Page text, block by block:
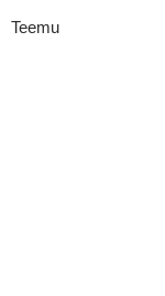
Teemu